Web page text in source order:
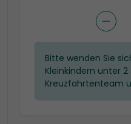
Bitte wenden Sie
Kleinkindern unter
Kreuzfahrtenteam